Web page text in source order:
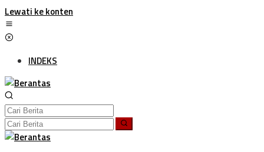
Lewati ke konten
INDEKS